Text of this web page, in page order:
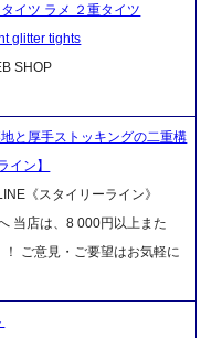
イツ ラメ ２重タイツ
glitter tights
SHOP
と厚手ストッキングの二重構
イン】
《スタイリーライン》
当店は、8 000円以上また
ご意見・ご要望はお気軽に